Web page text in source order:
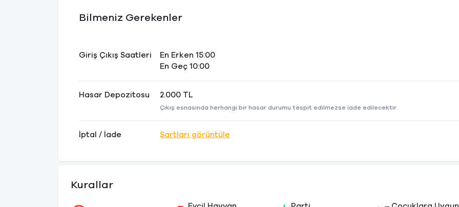
Bilmeniz Gerekenler
Giriş Çıkış Saatleri
En Erken 15:00
En Geç 10:00
Hasar Depozitosu 2.000 TL
Çıkış esnasında herhangi bir hasar durumu tespit edilmezse iade edilecektir.
İptal / İade Şartları görüntüle
Kurallar